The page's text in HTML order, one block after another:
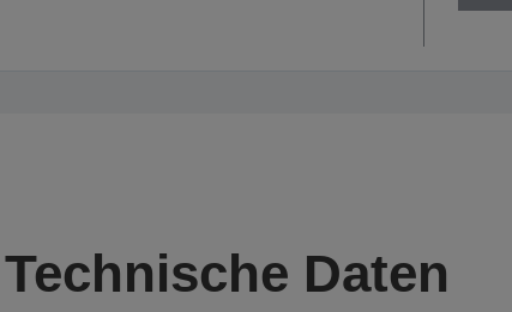
Technische Daten